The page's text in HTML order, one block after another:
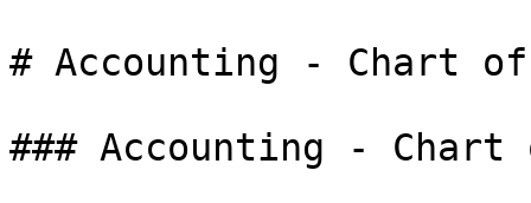
# Accounting - Chart of
### Accounting - Chart